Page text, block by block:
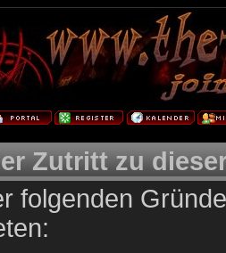
Zutritt zu
folgenden